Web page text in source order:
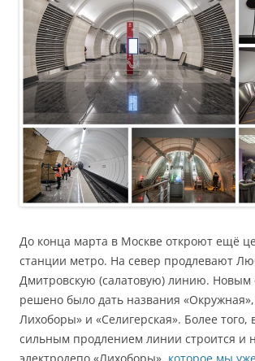
До конца марта в Москве откроют ещё
станции метро. На север продлевают
Дмитровскую (салатовую) линию. Новым
решено было дать названия
Лихоборы» и «Селигерская». Более того,
сильным продлением линии строится и